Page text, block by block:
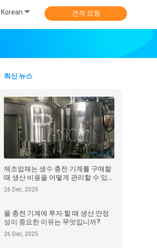
Korean 견적 요청
최신 뉴스
제조업체는 생수 충전 기계를 구매할
때 생산 비용을 어떻게 관리할 수 있습
니까?
26 Dec, 2025
물 충전 기계에 투자 할 때 생산 안정
성이 중요한 이유는 무엇입니까?
26 Dec, 2025